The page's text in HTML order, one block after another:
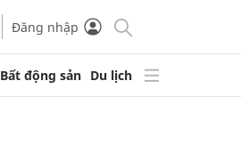
Đăng nhập
Bất động sản Du lịch